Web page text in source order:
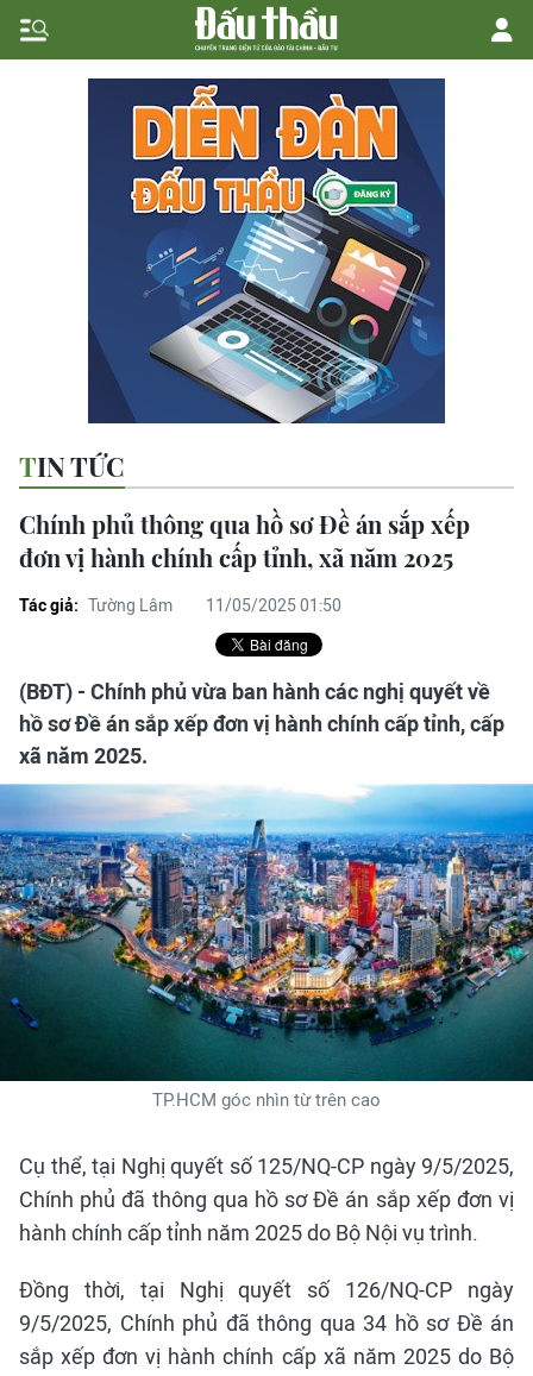
TIN TỨC
Chính phủ thông qua hồ sơ Đề án sắp xếp
đơn vị hành chính cấp tỉnh, xã năm 2025
Tác giả: Tường Lâm 11/05/2025 01:50
(BĐT) - Chính phủ vừa ban hành các nghị quyết về
hồ sơ Đề án sắp xếp đơn vị hành chính cấp tỉnh, cấp
xã năm 2025.
TP.HCM góc nhìn từ trên cao
Cụ thể, tại Nghị quyết số 125/NQ-CP ngày 9/5/2025,
Chính phủ đã thông qua hồ sơ Đề án sắp xếp đơn vị
hành chính cấp tỉnh năm 2025 do Bộ Nội vụ trình.
Đồng thời, tại Nghị quyết số 126/NQ-CP ngày
9/5/2025, Chính phủ đã thông qua 34 hồ sơ Đề án
sắp xếp đơn vị hành chính cấp xã năm 2025 do Bộ